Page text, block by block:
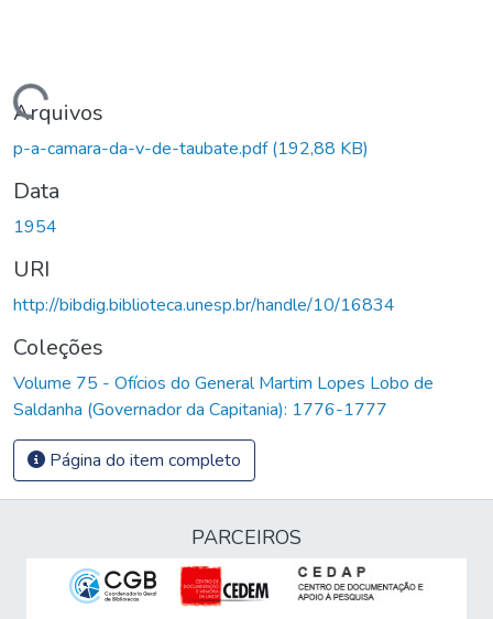
Carregando...
Arquivos
p-a-camara-da-v-de-taubate.pdf(192,88 KB)
Data
1954
URI
http://bibdig.biblioteca.unesp.br/handle/10/16834
Coleções
Volume 75 - Ofícios do General Martim Lopes Lobo de
Saldanha (Governador da Capitania): 1776-1777
Página do item completo
PARCEIROS